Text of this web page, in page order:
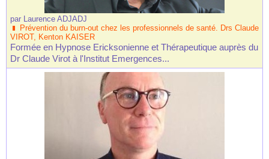
par Laurence ADJADJ
Prévention du burn-out chez les professionnels de santé. Drs Claude
VIROT, Kenton KAISER
Formée en Hypnose Ericksonienne et Thérapeutique auprès du
Dr Claude Virot à l'Institut Emergences...